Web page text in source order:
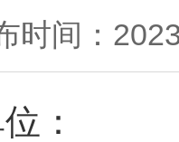
时间：
：